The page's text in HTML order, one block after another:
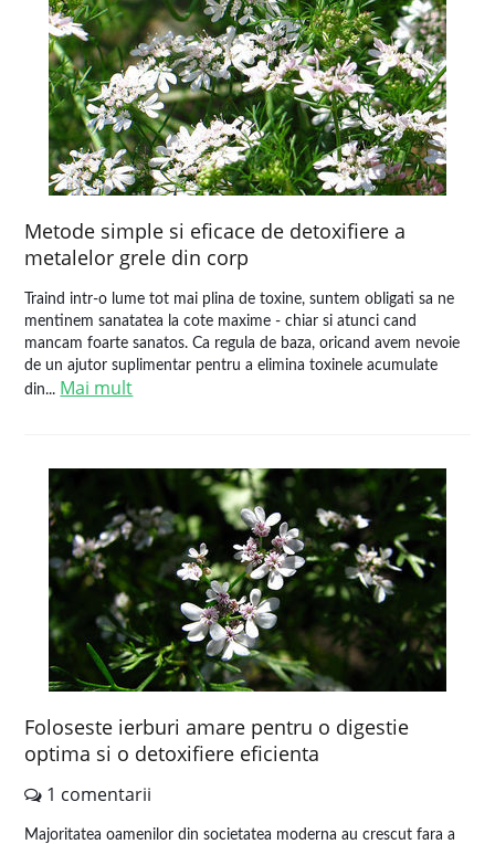
Metode simple si eficace de detoxifiere a
metalelor grele din corp
Traind intr-o lume tot mai plina de toxine, suntem obligati sa ne
mentinem sanatatea la cote maxime - chiar si atunci cand
mancam foarte sanatos. Ca regula de baza, oricand avem nevoie
de un ajutor suplimentar pentru a elimina toxinele acumulate
din... Mai mult
Foloseste ierburi amare pentru o digestie
optima si o detoxifiere eficienta
1 comentarii
Majoritatea oamenilor din societatea moderna au crescut fara a